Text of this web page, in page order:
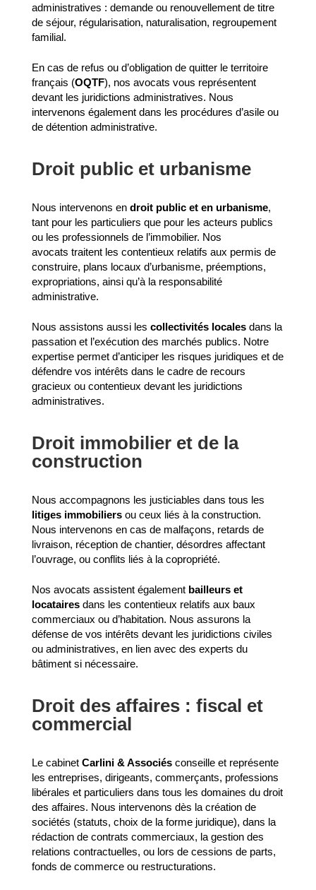
administratives : demande ou renouvellement de titre
de séjour, régularisation, naturalisation, regroupement
familial.
En cas de refus ou d’obligation de quitter le territoire
français (OQTF), nos avocats vous représentent
devant les juridictions administratives. Nous
intervenons également dans les procédures d’asile ou
de détention administrative.
Droit public et urbanisme
Nous intervenons en droit public et en urbanisme,
tant pour les particuliers que pour les acteurs publics
ou les professionnels de l’immobilier. Nos
avocats traitent les contentieux relatifs aux permis de
construire, plans locaux d’urbanisme, préemptions,
expropriations, ainsi qu’à la responsabilité
administrative.
Nous assistons aussi les collectivités localesdans la
passation et l’exécution des marchés publics. Notre
expertise permet d’anticiper les risques juridiques et de
défendre vos intérêts dans le cadre de recours
gracieux ou contentieux devant les juridictions
administratives.
Droit immobilier et de la
construction
Nous accompagnons les justiciables dans tous les
litiges immobiliersou ceux liés à la construction.
Nous intervenons en cas de malfaçons, retards de
livraison, réception de chantier, désordres affectant
l’ouvrage, ou conflits liés à la copropriété.
Nos avocats assistent également bailleurs et
locatairesdans les contentieux relatifs aux baux
commerciaux ou d’habitation. Nous assurons la
défense de vos intérêts devant les juridictions civiles
ou administratives, en lien avec des experts du
bâtiment si nécessaire.
Droit des affaires : fiscal et
commercial
Le cabinet Carlini & Associésconseille et représente
les entreprises, dirigeants, commerçants, professions
libérales et particuliers dans tous les domaines du droit
des affaires. Nous intervenons dès la création de
sociétés (statuts, choix de la forme juridique), dans la
rédaction de contrats commerciaux, la gestion des
relations contractuelles, ou lors de cessions de parts,
fonds de commerce ou restructurations.